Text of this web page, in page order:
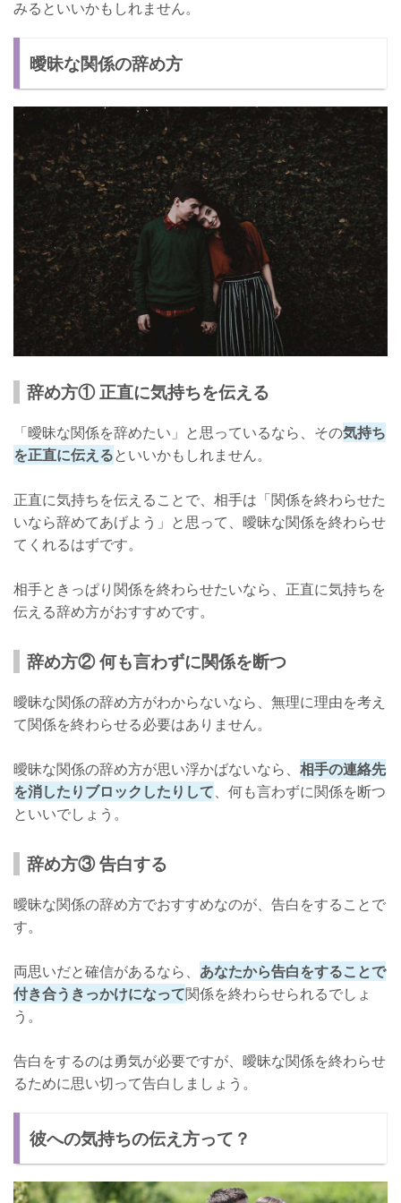
みるといいかもしれません。
曖昧な関係の辞め方
辞め方① 正直に気持ちを伝える
「曖昧な関係を辞めたい」と思っているなら、その気持ち
を正直に伝えるといいかもしれません。
正直に気持ちを伝えることで、相手は「関係を終わらせた
いなら辞めてあげよう」と思って、曖昧な関係を終わらせ
てくれるはずです。
相手ときっぱり関係を終わらせたいなら、正直に気持ちを
伝える辞め方がおすすめです。
辞め方② 何も言わずに関係を断つ
曖昧な関係の辞め方がわからないなら、無理に理由を考え
て関係を終わらせる必要はありません。
曖昧な関係の辞め方が思い浮かばないなら、 相手の連絡先
を消したりブロックしたりして、何も言わずに関係を断つ
といいでしょう。
辞め方③ 告白する
曖昧な関係の辞め方でおすすめなのが、告白をすることで
す。
両思いだと確信があるなら、 あなたから告白をすることで
付き合うきっかけになって関係を終わらせられるでしょ
う。
告白をするのは勇気が必要ですが、曖昧な関係を終わらせ
るために思い切って告白しましょう。
彼への気持ちの伝え方って？